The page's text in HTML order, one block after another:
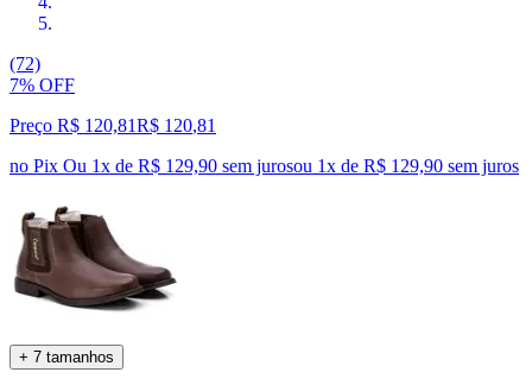
(72)
7% OFF
Preço R$ 120,81R$ 120,81
no Pix Ou 1x de R$ 129,90 sem jurosou 1x de R$ 129,90 sem juros
+ 7 tamanhos